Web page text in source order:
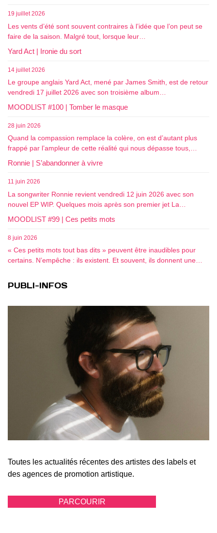
19 juillet 2026
Les vents d’été sont souvent contraires à l’idée que l’on peut se
faire de la saison. Malgré tout, lorsque leur…
Yard Act | Ironie du sort
14 juillet 2026
Le groupe anglais Yard Act, mené par James Smith, est de retour
vendredi 17 juillet 2026 avec son troisième album…
MOODLIST #100 | Tomber le masque
28 juin 2026
Quand la compassion remplace la colère, on est d’autant plus
frappé par l’ampleur de cette réalité qui nous dépasse tous,…
Ronnie | S’abandonner à vivre
11 juin 2026
La songwriter Ronnie revient vendredi 12 juin 2026 avec son
nouvel EP WIP. Quelques mois après son premier jet La…
MOODLIST #99 | Ces petits mots
8 juin 2026
« Ces petits mots tout bas dits » peuvent être inaudibles pour
certains. N’empêche : ils existent. Et souvent, ils donnent une…
PUBLI-INFOS
Toutes les actualités récentes des artistes des labels et
des agences de promotion artistique.
PARCOURIR